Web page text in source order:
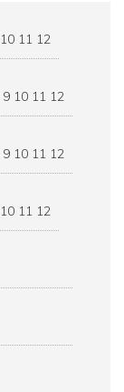
10 11 12
9 10 11 12
9 10 11 12
10 11 12